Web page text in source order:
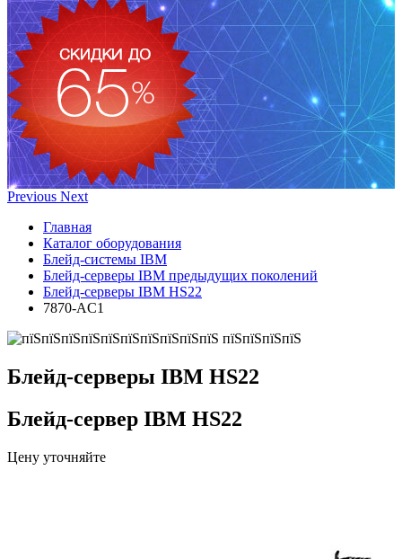
Previous Next
Главная
Каталог оборудования
Блейд-системы IBM
Блейд-серверы IBM предыдущих поколений
Блейд-серверы IBM HS22
7870-AC1
Блейд-серверы IBM HS22
Блейд-сервер IBM HS22
Цену уточняйте